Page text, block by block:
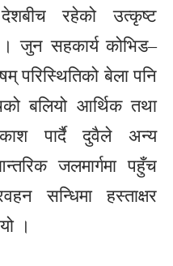
रहेको उत्कृष्ट
जुन सहकार्य कोभिड–
परिस्थितिको बेला पनि
बलियो आर्थिक तथा
पार्दै दुवैले अन्य
जलमार्गमा पहुँच
सन्धिमा हस्ताक्षर
।